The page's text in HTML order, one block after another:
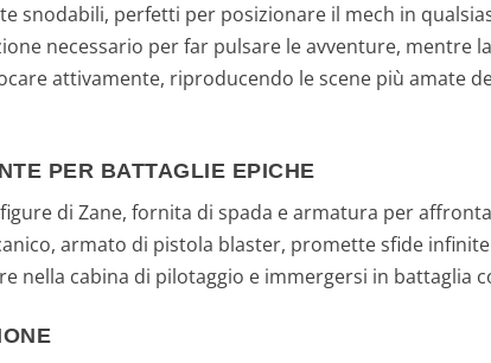
snodabili, perfetti per posizionare il mech in
necessario per far pulsare le avventure, mentre
attivamente, riproducendo le scene più amate
PER BATTAGLIE EPICHE
di Zane, fornita di spada e armatura per
armato di pistola blaster, promette sfide infinite
nella cabina di pilotaggio e immergersi in battaglia